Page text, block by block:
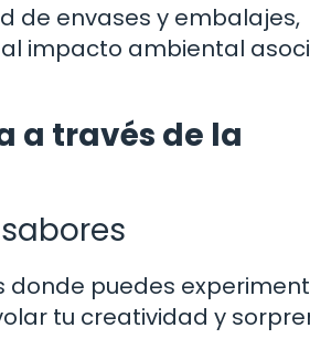
de envases y embalajes,
impacto ambiental
a través de la
donde puedes
tu creatividad y